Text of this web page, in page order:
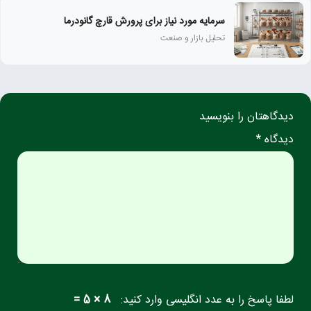
سرمایه مورد نیاز برای پرورش قارچ گانودرما
تحلیل بازار و صنعت
دیدگاهتان را بنویسید
دیدگاه *
لطفا پاسخ را به عدد انگلیسی وارد کنید: 8 × 5 =